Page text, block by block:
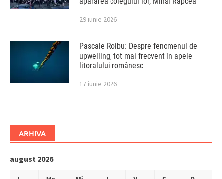
29 iunie 2026
Pascale Roibu: Despre fenomenul de
upwelling, tot mai frecvent în apele
litoralului românesc
17 iunie 2026
ARHIVA
august 2026